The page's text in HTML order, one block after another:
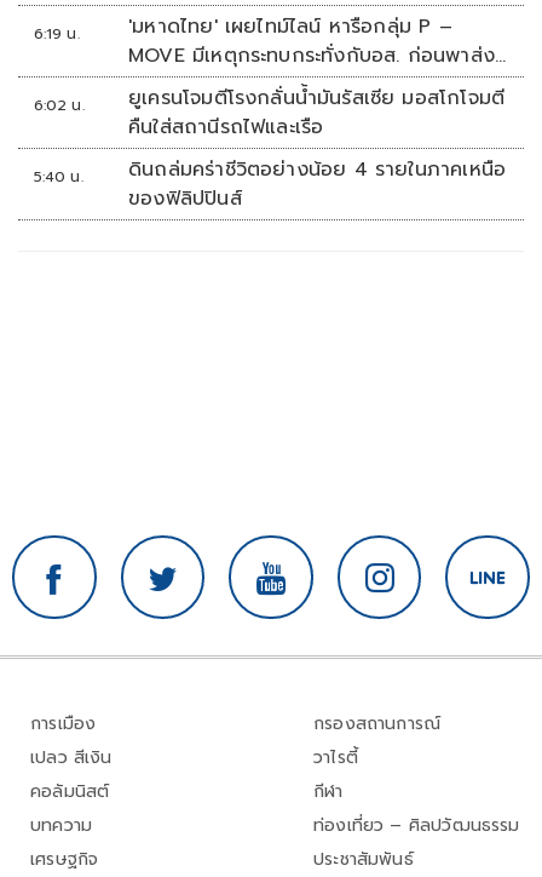
6:19 น.
'มหาดไทย' เผยไทม์ไลน์ หารือกลุ่ม P –
MOVE มีเหตุกระทบกระทั่งกับอส. ก่อนพาส่ง
ขึ้นรถกลับ
6:02 น.
ยูเครนโจมตีโรงกลั่นน้ำมันรัสเซีย มอสโกโจมตี
คืนใส่สถานีรถไฟและเรือ
5:40 น.
ดินถล่มคร่าชีวิตอย่างน้อย 4 รายในภาคเหนือ
ของฟิลิปปินส์
การเมือง
เปลว สีเงิน
คอลัมนิสต์
บทความ
เศรษฐกิจ
กรองสถานการณ์
วาไรตี้
กีฬา
ท่องเที่ยว – ศิลปวัฒนธรรม
ประชาสัมพันธ์